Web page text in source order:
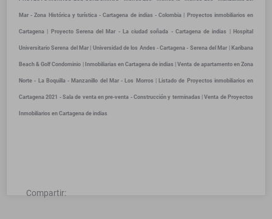
Mar - Zona Histórica y turística - Cartagena de indias - Colombia | Proyectos inmobiliarios en
Cartagena | Proyecto Serena del Mar - La ciudad soñada - Cartagena de indias | Hospital
Universitario Serena del Mar | Universidad de los Andes - Cartagena - Serena del Mar | Karibana
Beach & Golf Condominio | Inmobiliarias en Cartagena de indias | Venta de apartamento en Zona
Norte - La Boquilla - Manzanillo del Mar - Los Morros | Listado de Proyectos inmobiliarios en
Cartagena 2021 - Sala de venta en pre-venta - Construcción y terminadas | Venta de Proyectos
Inmobiliarios en Cartagena de indias
Compartir: